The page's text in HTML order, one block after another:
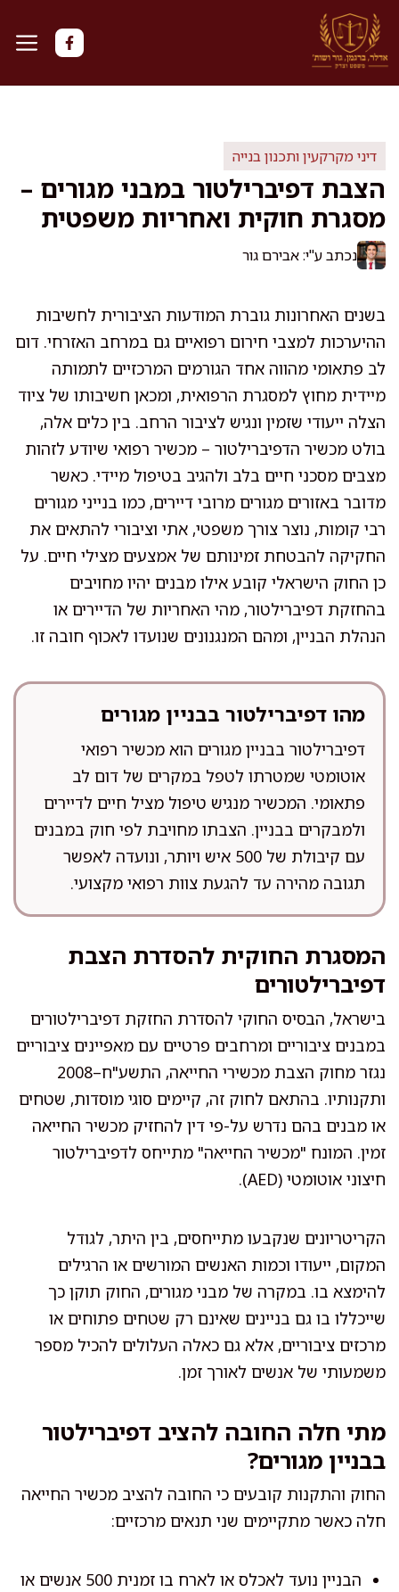
לדלג
לתוכן
דיני מקרקעין ותכנון בנייה
הצבת דפיברילטור במבני מגורים –
מסגרת חוקית ואחריות משפטית
נכתב ע"י: אבירם גור
בשנים האחרונות גוברת המודעות הציבורית לחשיבות
ההיערכות למצבי חירום רפואיים גם במרחב האזרחי. דום
לב פתאומי מהווה אחד הגורמים המרכזיים לתמותה
מיידית מחוץ למסגרת הרפואית, ומכאן חשיבותו של ציוד
הצלה ייעודי שזמין ונגיש לציבור הרחב. בין כלים אלה,
בולט מכשיר הדפיברילטור – מכשיר רפואי שיודע לזהות
מצבים מסכני חיים בלב ולהגיב בטיפול מיידי. כאשר
מדובר באזורים מגורים מרובי דיירים, כמו בנייני מגורים
רבי קומות, נוצר צורך משפטי, אתי וציבורי להתאים את
החקיקה להבטחת זמינותם של אמצעים מצילי חיים. על
כן החוק הישראלי קובע אילו מבנים יהיו מחויבים
בהחזקת דפיברילטור, מהי האחריות של הדיירים או
הנהלת הבניין, ומהם המנגנונים שנועדו לאכוף חובה זו.
מהו דפיברילטור בבניין מגורים
דפיברילטור בבניין מגורים הוא מכשיר רפואי
אוטומטי שמטרתו לטפל במקרים של דום לב
פתאומי. המכשיר מנגיש טיפול מציל חיים לדיירים
ולמבקרים בבניין. הצבתו מחויבת לפי חוק במבנים
עם קיבולת של 500 איש ויותר, ונועדה לאפשר
תגובה מהירה עד להגעת צוות רפואי מקצועי.
המסגרת החוקית להסדרת הצבת
דפיברילטורים
בישראל, הבסיס החוקי להסדרת החזקת דפיברילטורים
במבנים ציבוריים ומרחבים פרטיים עם מאפיינים ציבוריים
נגזר מחוק הצבת מכשירי החייאה, התשע"ח–2008
ותקנותיו. בהתאם לחוק זה, קיימים סוגי מוסדות, שטחים
או מבנים בהם נדרש על-פי דין להחזיק מכשיר החייאה
זמין. המונח "מכשיר החייאה" מתייחס לדפיברילטור
חיצוני אוטומטי (AED).
הקריטריונים שנקבעו מתייחסים, בין היתר, לגודל
המקום, ייעודו וכמות האנשים המורשים או הרגילים
להימצא בו. במקרה של מבני מגורים, החוק תוקן כך
שייכללו בו גם בניינים שאינם רק שטחים פתוחים או
מרכזים ציבוריים, אלא גם כאלה העלולים להכיל מספר
משמעותי של אנשים לאורך זמן.
מתי חלה החובה להציב דפיברילטור
בבניין מגורים?
החוק והתקנות קובעים כי החובה להציב מכשיר החייאה
חלה כאשר מתקיימים שני תנאים מרכזיים:
הבניין נועד לאכלס או לארח בו זמנית 500 אנשים או